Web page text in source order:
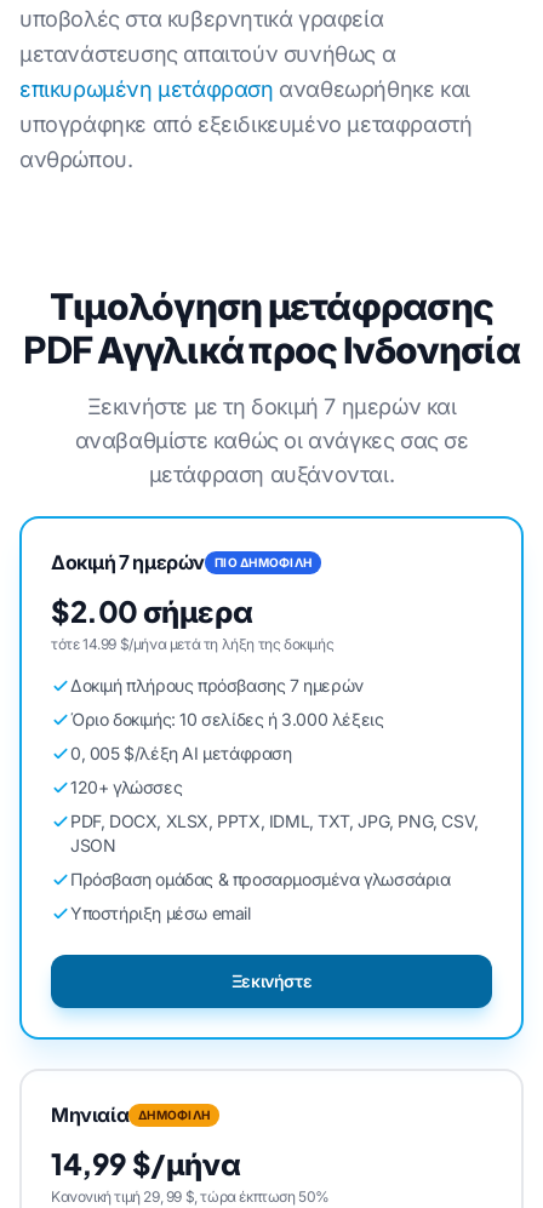
υποβολές στα κυβερνητικά γραφεία
μετανάστευσης απαιτούν συνήθως α
επικυρωμένη μετάφραση αναθεωρήθηκε και
υπογράφηκε από εξειδικευμένο μεταφραστή
ανθρώπου.
Τιμολόγηση μετάφρασης
PDF Αγγλικά προς Ινδονησία
Ξεκινήστε με τη δοκιμή 7 ημερών και
αναβαθμίστε καθώς οι ανάγκες σας σε
μετάφραση αυξάνονται.
Δοκιμή 7 ημερών ΠΙΟ ΔΗΜΟΦΙΛΗ
$2.00 σήμερα
τότε 14.99 $/μήνα μετά τη λήξη της δοκιμής
Δοκιμή πλήρους πρόσβασης 7 ημερών
Όριο δοκιμής: 10 σελίδες ή 3.000 λέξεις
0, 005 $/λέξη AI μετάφραση
120+ γλώσσες
PDF, DOCX, XLSX, PPTX, IDML, TXT, JPG, PNG, CSV,
JSON
Πρόσβαση ομάδας & προσαρμοσμένα γλωσσάρια
Υποστήριξη μέσω email
Ξεκινήστε
Μηνιαία ΔΗΜΟΦΙΛΗ
14,99 $/μήνα
Κανονική τιμή 29, 99 $, τώρα έκπτωση 50%